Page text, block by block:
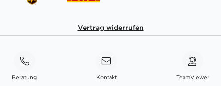
Vertrag widerrufen
Beratung Kontakt TeamViewer